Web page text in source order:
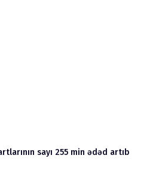
sayı 255 min ədəd artıb